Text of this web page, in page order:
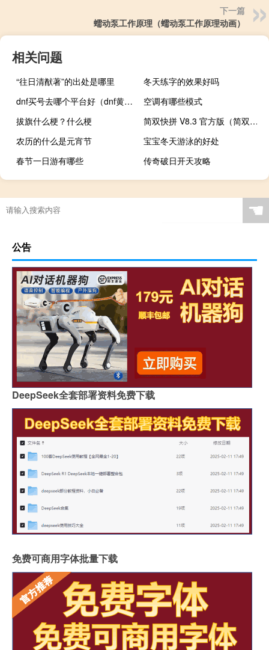
下一篇
蠕动泵工作原理（蠕动泵工作原理动画）
相关问题
“往日清猷著”的出处是哪里
冬天练字的效果好吗
dnf买号去哪个平台好（dnf黄龙大会门票去哪换）
空调有哪些模式
拔旗什么梗？什么梗
简双快拼 V8.3 官方版（简双快拼 V8.3 官方版功能简介）
农历的什么是元宵节
宝宝冬天游泳的好处
春节一日游有哪些
传奇破日开天攻略
☚
公告
DeepSeek全套部署资料免费下载
免费可商用字体批量下载